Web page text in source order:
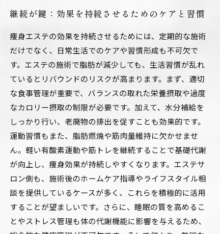
継続が鍵：効果を持続させるためのケアと習慣
痩身エステの効果を持続させるためには、定期的な施術
だけでなく、日常生活でのケアや習慣形成も不可欠で
す。エステの施術で脂肪が減少しても、生活習慣が乱れ
ているとリバウンドのリスクが高まります。まず、適切
な食事管理が重要で、バランスの取れた栄養摂取や過度
なカロリー摂取の制限が必要です。加えて、水分補給を
しっかり行い、老廃物の排出を促すことも効果的です。
運動習慣もまた、脂肪燃焼や筋肉量維持に欠かせませ
ん。軽い有酸素運動や筋トレを継続することで基礎代謝
が向上し、痩身効果が持続しやすくなります。エステサ
ロン側も、施術後のホームケア指導やライフスタイル相
談を提供しているケースが多く、これらを積極的に活用
することが望ましいです。さらに、睡眠の質を高めるこ
とやストレス管理も体の代謝機能に影響を与えるため、